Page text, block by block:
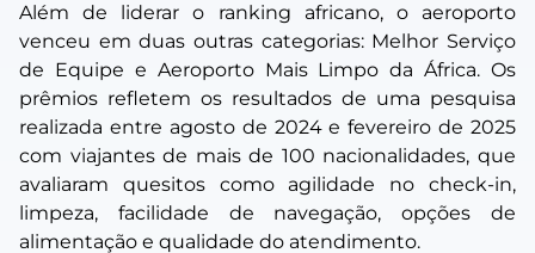
Além de liderar o ranking africano, o aeroporto
venceu em duas outras categorias: Melhor Serviço
de Equipe e Aeroporto Mais Limpo da África. Os
prêmios refletem os resultados de uma pesquisa
realizada entre agosto de 2024 e fevereiro de 2025
com viajantes de mais de 100 nacionalidades, que
avaliaram quesitos como agilidade no check-in,
limpeza, facilidade de navegação, opções de
alimentação e qualidade do atendimento.